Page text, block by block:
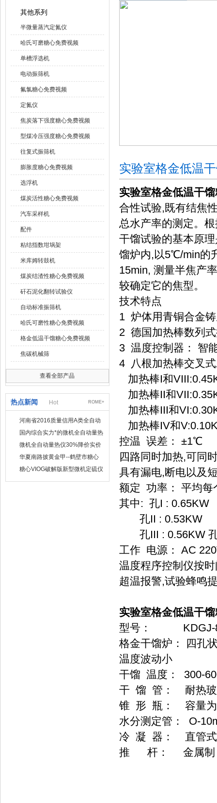
其他系列
半微量蒸汽定氮仪
哈氏可磨糖心免费视频
单槽浮选机
电动振筛机
氟氯糖心免费视频
定氮仪
焦炭落下强度糖心免费视频
型煤冷压强度糖心免费视频
往复式振筛机
膨胀度糖心免费视频
选浮机
煤炭活性糖心免费视频
汽车采样机
配件
粘结指数坩埚架
米库姆转鼓机
煤炭结渣性糖心免费视频
矸石泥化翻转试验仪
自动标准振筛机
哈氏可磨性糖心免费视频
格金低温干馏糖心免费视频
焦碳机械筛
查看全部产品
热点新闻 Hot ROME+
河南省2016质量信用A类全自动
量热仪
国内综合实力*的微机全自动量热
仪制造企业
微机全自动量热仪30%降价实价
出售
华夏南路披黄金甲--鹤壁市糖心
VIOG破解版仪器仪表有限公司
糖心VIOG破解版新型微机定硫仪
实验室格金低温
实验室格金低温干
合性试验,既有结焦
总水产率的测定。
干馏试验的基本原
馏炉内,以5℃/min的
15min, 测量半焦产
较确定它的焦型。
技术特点
1 炉体用青铜合金
2 德国加热棒数列
3 温度控制器： 智
4 八根加热棒交叉
加热棒I和
加热棒II和
加热棒III和
加热棒IV和
控温 误差： ±1℃
四路同时加热,可同
具有漏电,断电以及
额定 功率： 平均每
其中: 孔I : 0.65KW
孔II : 0.53KW
孔III : 0.56KW
工作 电源： AC
温度程序控制仪按
超温报警,试验蜂鸣
实验室格金低温干
型号： KDGJ-8
格金干馏炉： 四孔
温度波动小
干馏 温度： 300-
干 馏 管： 耐热玻
锥 形 瓶： 容量为
水分测定管： O-
冷 凝 器： 直管式
推 杆： 金属制